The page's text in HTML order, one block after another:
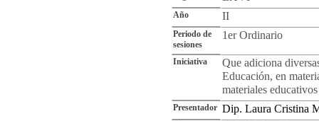
Año II
Periodo de
sesiones
1er Ordinario
Iniciativa
Que adiciona
Educación, en
materiales
Presentador Dip. Laura Cristina